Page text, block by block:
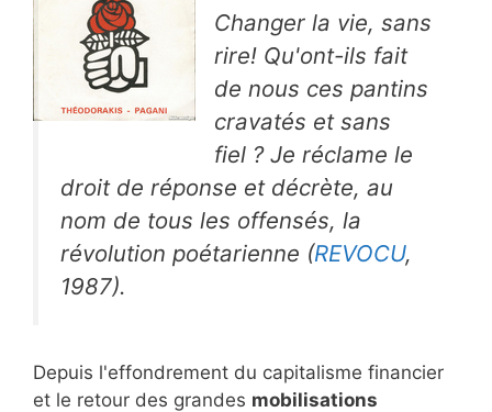
Changer la vie, sans
rire! Qu'ont-ils fait
de nous ces pantins
cravatés et sans
fiel ? Je réclame le
droit de réponse et décrète, au
nom de tous les offensés, la
révolution poétarienne (REVOCU,
1987).
Depuis l'effondrement du capitalisme financier
et le retour des grandes mobilisations